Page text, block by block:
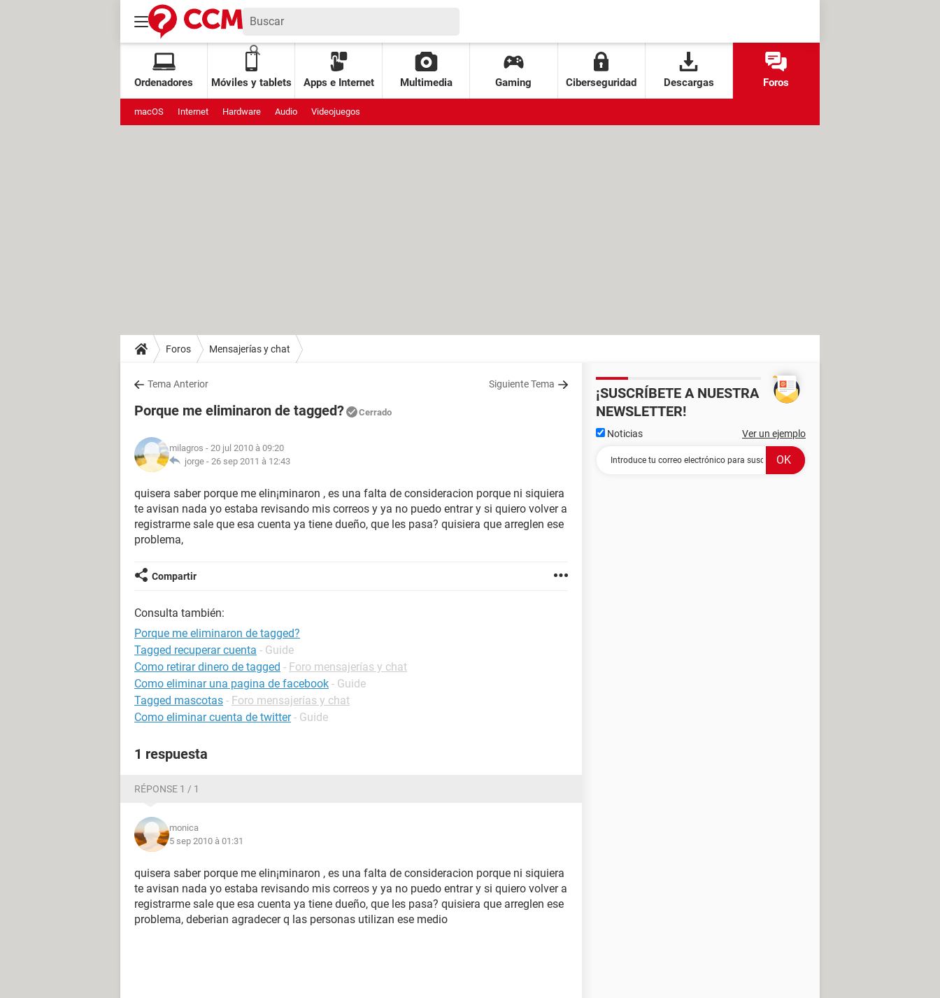
Ordenadores Móviles y tablets Apps e Internet Multimedia Gaming Ciberseguridad Descargas Foros
macOS Internet Hardware Audio Videojuegos
Foros Mensajerías y chat
Tema Anterior Siguiente Tema
Porque me eliminaron de tagged? Cerrado
milagros - 20 jul 2010 à 09:20
jorge - 26 sep 2011 à 12:43
quisera saber porque me elin¡minaron , es una falta de consideracion porque ni siquiera
te avisan nada yo estaba revisando mis correos y ya no puedo entrar y si quiero volver a
registrarme sale que esa cuenta ya tiene dueño, que les pasa? quisiera que arreglen ese
problema,
Compartir
Consulta también:
Porque me eliminaron de tagged?
Tagged recuperar cuenta - Guide
Como retirar dinero de tagged - Foro mensajerías y chat
Como eliminar una pagina de facebook - Guide
Tagged mascotas - Foro mensajerías y chat
Como eliminar cuenta de twitter - Guide
1 respuesta
RÉPONSE 1 / 1
monica
5 sep 2010 à 01:31
quisera saber porque me elin¡minaron , es una falta de consideracion porque ni siquiera
te avisan nada yo estaba revisando mis correos y ya no puedo entrar y si quiero volver a
registrarme sale que esa cuenta ya tiene dueño, que les pasa? quisiera que arreglen ese
problema, deberian agradecer q las personas utilizan ese medio
¡SUSCRÍBETE A NUESTRA
NEWSLETTER!
Noticias Ver un ejemplo